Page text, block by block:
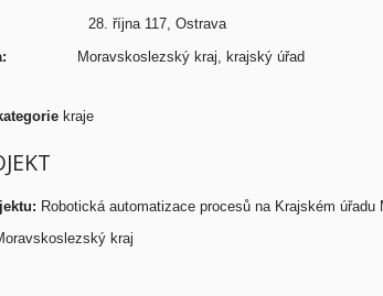
28. října 117, Ostrava
Moravskoslezský kraj, krajský úřad
kraje
Robotická automatizace procesů na Krajském
kraj